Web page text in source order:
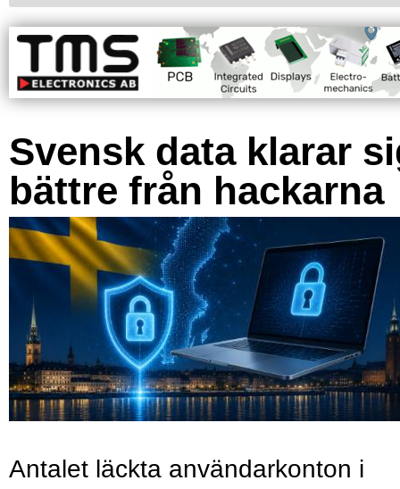
Svensk data klarar
bättre från hackarna
Antalet läckta användarkonton i